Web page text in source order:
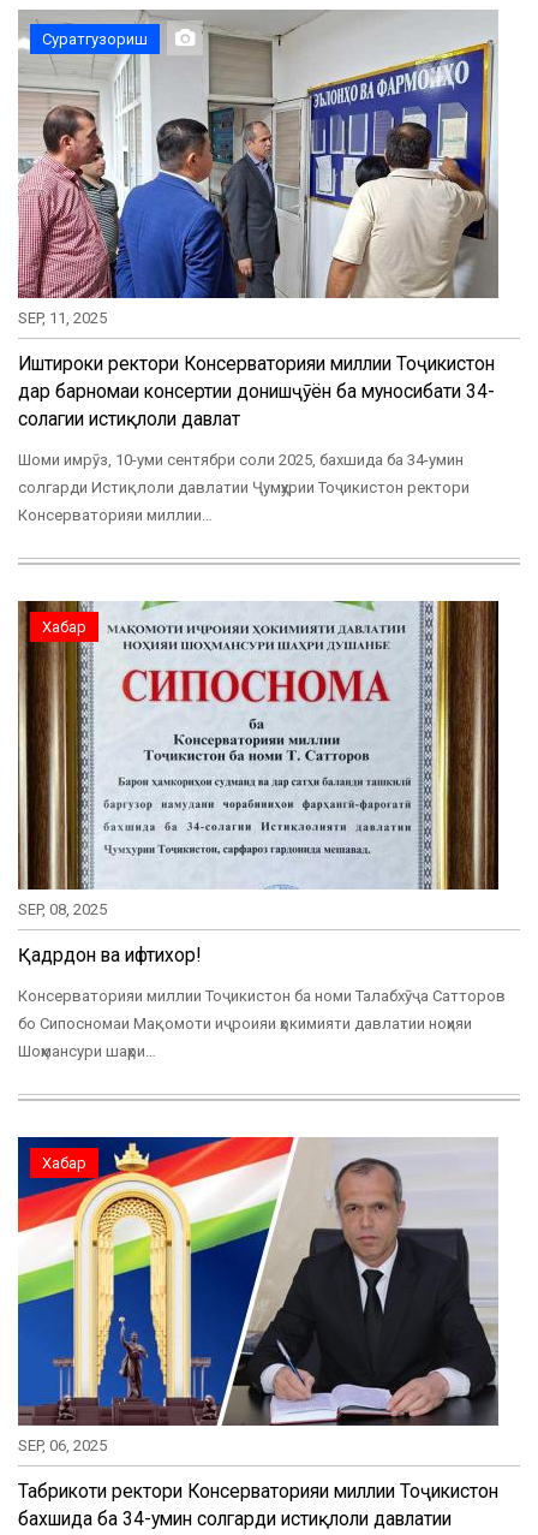
Суратгузориш
SEP, 11, 2025
Иштироки ректори Консерваторияи миллии Тоҷикистон
дар барномаи консертии донишҷӯён ба муносибати 34-
солагии истиқлоли давлатӣ
Шоми имрӯз, 10-уми сентябри соли 2025, бахшида ба 34-умин
солгарди Истиқлоли давлатии Ҷумҳурии Тоҷикистон ректори
Консерваторияи миллии…
Хабар
SEP, 08, 2025
Қадрдонӣ ва ифтихор!
Консерваторияи миллии Тоҷикистон ба номи Талабхӯҷа Сатторов
бо Сипосномаи Мақомоти иҷроияи ҳокимияти давлатии ноҳияи
Шоҳмансури шаҳри…
Хабар
SEP, 06, 2025
Табрикоти ректори Консерваторияи миллии Тоҷикистон
бахшида ба 34-умин солгарди истиқлоли давлатии